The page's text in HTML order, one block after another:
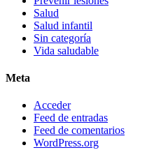
Salud
Salud infantil
Sin categoría
Vida saludable
Meta
Acceder
Feed de entradas
Feed de comentarios
WordPress.org